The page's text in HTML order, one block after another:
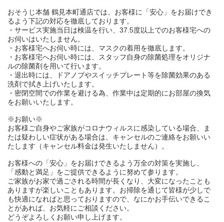
おそうじ本舗 鶴見本町通店では、お客様に「安心」をお届けでき
るよう下記の対応を徹底しております。
・サービス実施当日は検温を行い、37.5度以上でのお客様宅への
お伺いはいたしません。
・お客様宅へお伺い時には、マスクの着用を徹底します。
・お客様宅へお伺い時には、スタッフ自身の除菌処理をオリジナ
ルの除菌剤を用いて行います。
・退出時には、ドアノブやスイッチプレート等を除菌効果のある
洗剤で拭き上げいたします。
・密閉空間での作業を避ける為、作業中は定期的にお部屋の換気
をお願いいたします。
※お願い※
お客様ご自身やご家族がコロナウィルスに感染している場合、ま
たは疑わしい症状がある場合は、キャンセルのご連絡をお願いい
たします（キャンセル料金は発生いたしません）。
お客様への「安心」をお届けできるよう万全の対策を実施し、
「感動と満足」をご提供できるように努めて参ります。
ご家族がお家で過ごされる時間が長くなり、大変になったことも
ありますが楽しいこともあります。お掃除を通じて皆様が少しで
も快適になればと思っておりますので、なにかお手伝いできるこ
とがあれば、お気軽にご相談ください。
どうぞよろしくお願い申し上げます。